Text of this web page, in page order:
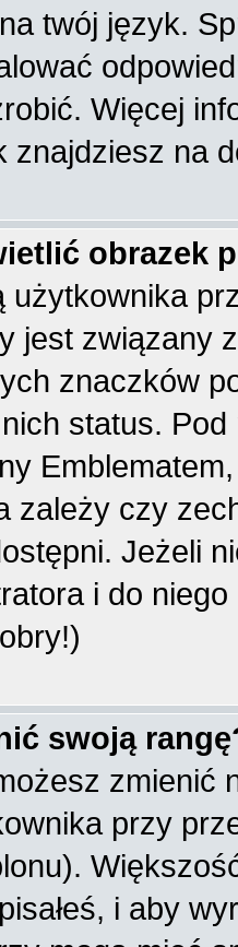
twój język.
Więcej
znajdziesz na
obrazek
użytkownika
jest związany
znaczków
status.
zależy czy
Jeżeli
i do
swoją
zmienić
przy
i aby